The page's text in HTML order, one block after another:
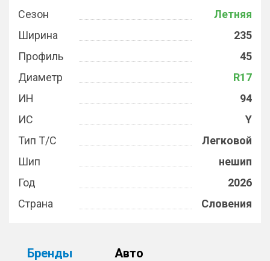
Сезон
Летняя
Ширина
235
Профиль
45
Диаметр
R17
ИН
94
ИС
Y
Тип Т/С
Легковой
Шип
нешип
Год
2026
Страна
Словения
Бренды
Авто